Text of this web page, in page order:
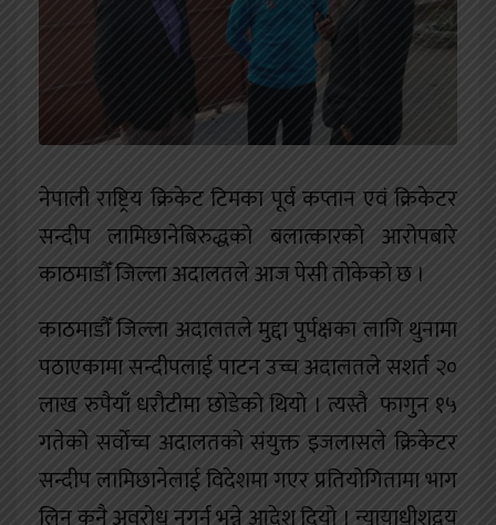
नेपाली राष्ट्रिय क्रिकेट टिमका पूर्व कप्तान एवं क्रिकेटर
सन्दीप लामिछानेबिरुद्धको बलात्कारको आरोपबारे
काठमाडौँ जिल्ला अदालतले आज पेसी तोकेको छ ।
काठमाडौँ जिल्ला अदालतले मुद्दा पुर्पक्षका लागि थुनामा
पठाएकामा सन्दीपलाई पाटन उच्च अदालतले सशर्त २०
लाख रुपैयाँ धरौटीमा छोडेको थियो । त्यस्तै फागुन १५
गतेको सर्वोच्च अदालतको संयुक्त इजलासले क्रिकेटर
सन्दीप लामिछानेलाई विदेशमा गएर प्रतियोगितामा भाग